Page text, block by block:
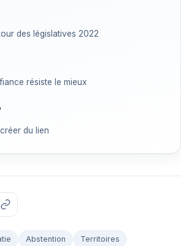
des législatives 2022
résiste le mieux
du lien
Abstention Territoires